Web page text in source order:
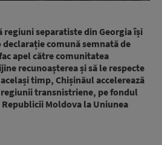
regiuni separatiste din Georgia își
comună semnată de
apel către comunitatea
recunoașterea și să le respecte
timp, Chișinăul accelerează
transnistriene, pe fondul
Moldova la Uniunea